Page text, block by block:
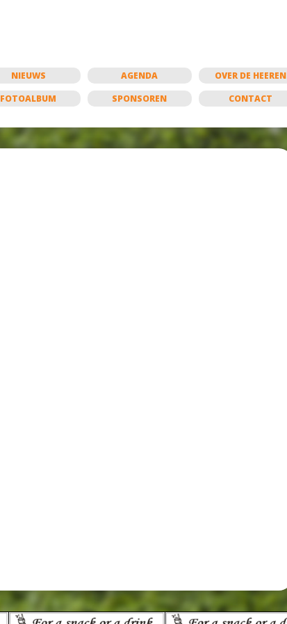
NIEUWS AGENDA
OVER DE HEEREN
FOTOALBUM SPONSOREN CONTACT